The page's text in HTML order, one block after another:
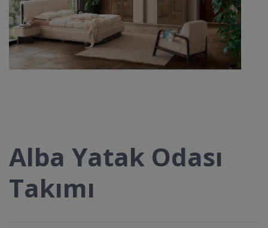
Alba Yatak Odası
Takımı